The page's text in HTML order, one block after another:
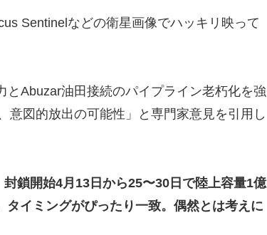
Sentinelなどの衛星画像でハッキリ映って
Abuzar油田接続のパイプライン老朽化を強
意図的放出の可能性」と専門家意見を引用し
鎖開始4月13日から25〜30日で陸上容量1億
イミングがぴったり一致。偶然とは考えに